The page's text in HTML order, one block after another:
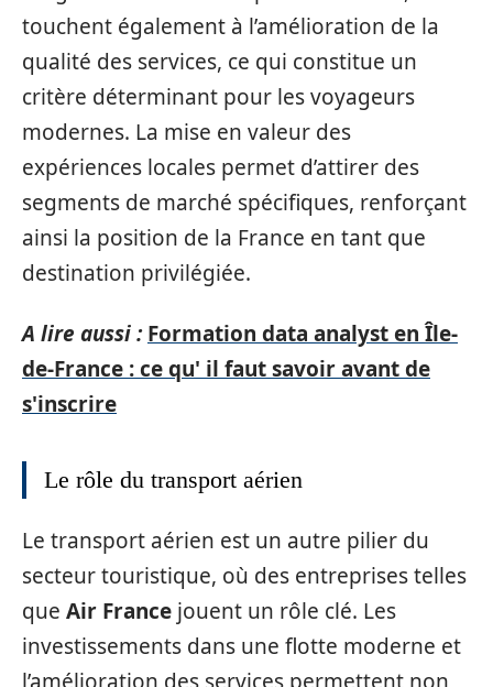
touchent également à l’amélioration de la
qualité des services, ce qui constitue un
critère déterminant pour les voyageurs
modernes. La mise en valeur des
expériences locales permet d’attirer des
segments de marché spécifiques, renforçant
ainsi la position de la France en tant que
destination privilégiée.
A lire aussi : Formation data analyst en Île-
de-France : ce qu' il faut savoir avant de
s'inscrire
Le rôle du transport aérien
Le transport aérien est un autre pilier du
secteur touristique, où des entreprises telles
que Air France jouent un rôle clé. Les
investissements dans une flotte moderne et